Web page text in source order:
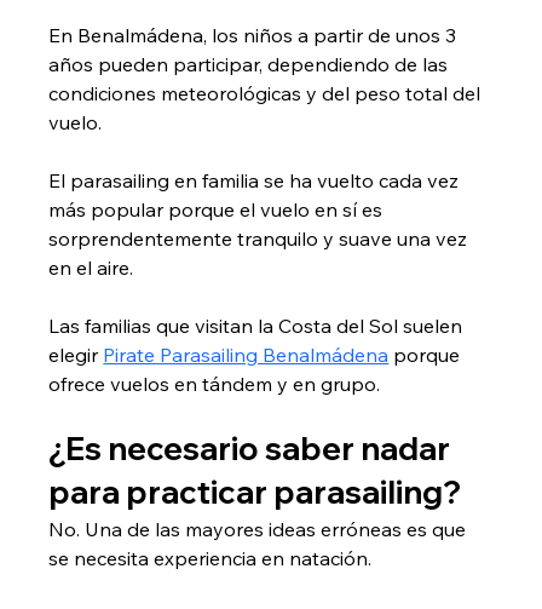
En Benalmádena, los niños a partir de unos 3
años pueden participar, dependiendo de las
condiciones meteorológicas y del peso total del
vuelo.
El parasailing en familia se ha vuelto cada vez
más popular porque el vuelo en sí es
sorprendentemente tranquilo y suave una vez
en el aire.
Las familias que visitan la Costa del Sol suelen
elegir Pirate Parasailing Benalmádena porque
ofrece vuelos en tándem y en grupo.
¿Es necesario saber nadar
para practicar parasailing?
No. Una de las mayores ideas erróneas es que
se necesita experiencia en natación.